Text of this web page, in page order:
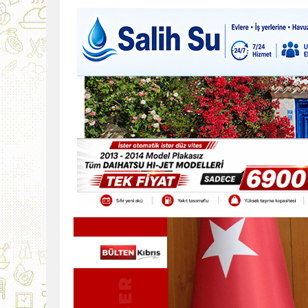
9:30 SON DAKİKA
13:42 BEROVA: HAYAT
20:30 Cumhurbaşkanı